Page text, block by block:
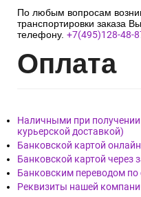
По любым вопросам
транспортировки заказа
телефону. +7(495)128-48-
Оплата
Наличными при
курьерской доставкой)
Банковской картой онлайн
Банковской картой через
Банковским переводом по
Реквизиты нашей